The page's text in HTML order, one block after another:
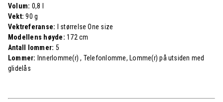
Volum: 0,8 l
Vekt:90 g
Vektreferanse:
I størrelse One size
Modellens høyde:172 cm
Antall lommer: 5
Lommer: Innerlomme(r) , Telefonlomme, Lomme(r) på utsiden med
glidelås